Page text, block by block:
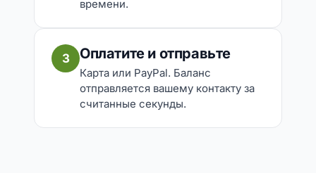
времени.
3 Оплатите и отправьте
Карта или PayPal. Баланс
отправляется вашему контакту за
считанные секунды.